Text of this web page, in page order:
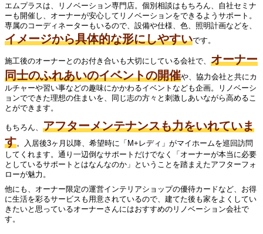
エムプラスは、リノベーション専門店。個別相談はもちろん、自社セミナ
ーも開催し、オーナーが安心してリノベーションをできるようサポート。
専属のコーディネーターもいるので、設備や仕様、色、照明計画などを、
イメージから具体的な形にしやすいです。
施工後のオーナーとのお付き合いも大切にしている会社で、 オーナー
同士のふれあいのイベントの開催や、協力会社と共にカ
ルチャーや習い事などの趣味にかかわるイベントなども企画。リノベーシ
ョンでできた理想の住まいを、同じ志の方々と刺激しあいながら高めるこ
とができます。
もちろん、 アフターメンテナンスも力をいれていま
す。入居後3ヶ月以降、希望時に「M+レディ」がマイホームを巡回訪問
してくれます。通り一辺倒なサポートだけでなく「オーナーが本当に必要
としているサポートとはなんなのか」ということを踏まえたアフターフォ
ローが魅力。
他にも、オーナー限定の運営インテリアショップの優待カードなど、お得
に生活を彩るサービスも用意されているので、建てた後も家をよくしてい
きたいと思っているオーナーさんにはおすすめのリノベーション会社で
す。